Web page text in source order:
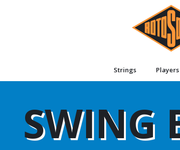
Strings Players
SWING